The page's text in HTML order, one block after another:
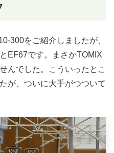
300をご紹介しましたが、
EF67です。まさかTOMIX
んでした。こういったとこ
が、ついに大手がつついて